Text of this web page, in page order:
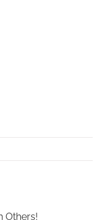
Others!